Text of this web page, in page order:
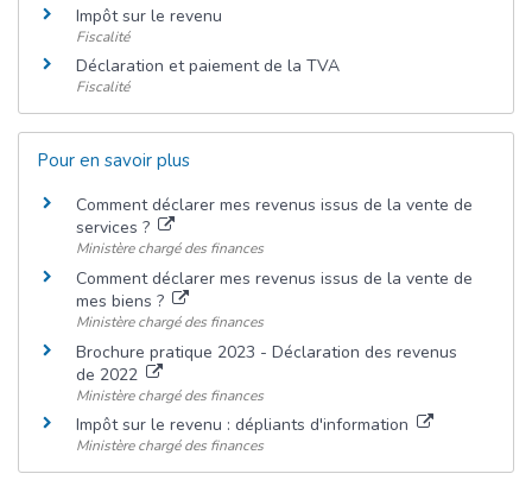
Impôt sur le revenu
Fiscalité
Déclaration et paiement de la TVA
Fiscalité
Pour en savoir plus
Comment déclarer mes revenus issus de la vente de
services ?
Ministère chargé des finances
Comment déclarer mes revenus issus de la vente de
mes biens ?
Ministère chargé des finances
Brochure pratique 2023 - Déclaration des revenus
de 2022
Ministère chargé des finances
Impôt sur le revenu : dépliants d'information
Ministère chargé des finances